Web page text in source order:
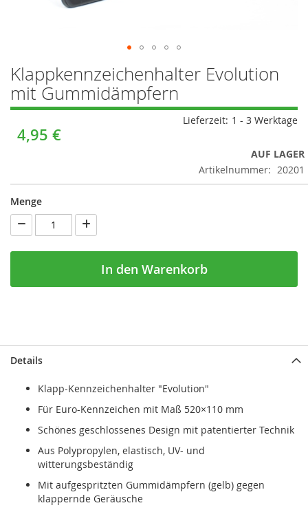
Anfang
der
Bildergalerie
Klappkennzeichenhalter Evolution
mit Gummidämpfern
Lieferzeit: 1 - 3 Werktage
4,95 €
AUF LAGER
Artikelnummer: 20201
Menge
In den Warenkorb
Details
Klapp-Kennzeichenhalter "Evolution"
Für Euro-Kennzeichen mit Maß 520×110 mm
Schönes geschlossenes Design mit patentierter Technik
Aus Polypropylen, elastisch, UV- und
witterungsbeständig
Mit aufgespritzten Gummidämpfern (gelb) gegen
klappernde Geräusche